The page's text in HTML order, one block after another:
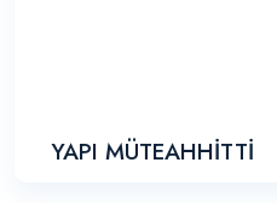
YAPI MÜTEAHHİTTİ